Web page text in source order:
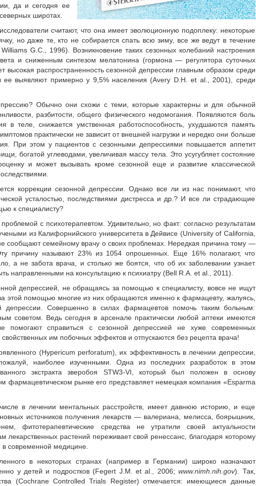
да и сегодня ее
широтах.
считают, что она имеет эволюционную подоплеку: некоторые
но даже те, кто не собирается спать всю зиму, все же ведут в течение
G.C., 1996). Возникновение таких сезонных колебаний настроения
и сниженным синтезом мелатонина (гормона — регулятора суточных
высокая распространенность сезонной депрессии главным образом среди
выявляют примерно у 9,5% населения (Avery D.H. et al., 2001), среди
Обычно они схожи с теми, которые характерны и для обычной
разбитости, общего физического недомогания. Появляются боль
в теле, снижается умственная работоспособность, ухудшаются память
практически не зависит от внешней нагрузки и нередко они больше
При этом у пациентов с сезонными депрессиями повышается аппетит
богатой углеводами, увеличивая массу тела. Это усугубляет состояние
и может вызывать кроме сезонной еще и развитие классической
коррекции сезонной депрессии. Однако все ли из нас понимают, что
усталостью, последствиями дистресса и др.? И все ли страдающие
к специалисту?
с психотерапевтом. Удивительно, но факт: согласно результатам
из Калифорнийского университета в Дейвисе (University of California,
сообщают семейному врачу о своих проблемах. Нередкая причина тому —
причину называют 23% из 1054 опрошенных. Еще 16% полагают, что
а не забота врача, и столько же боятся, что об их заболевании узнает
направленными на консультацию к психиатру (Bell R.A. et al., 2011).
депрессией, не обращаясь за помощью к специалисту, вовсе не ищут
этой помощью многие из них обращаются именно к фармацевту, жалуясь,
Совершенно в силах фармацевтов помочь таким больным:
советом. Ведь сегодня в арсенале практически любой аптеки имеются
помогают справиться с сезонной депрессией не хуже современных
им побочных эффектов и отпускаются без рецепта врача!
(Hypericum perforatum), их эффективность в лечении депрессии,
наиболее изученными. Одна из последних разработок в этом
экстракта зверобоя STW3-VI, который был положен в основу
фармацевтическом рынке его представляет немецкая компания «Esparma
в лечении ментальных расстройств, имеет давнюю историю, и еще
источников получения лекарств — валериана, мелисса, боярышник,
фитотерапевтические средства не утратили своей актуальности
лекарственных растений переживает свой ренессанс, благодаря которому
современной медицине.
в некоторых странах (например в Германии) широко назначают
у детей и подростков (Fegert J.M. et al., 2006;www.nimh.nih.gov). Так,
(Cochrane Controlled Trials Register) отмечается: имеющиеся данные